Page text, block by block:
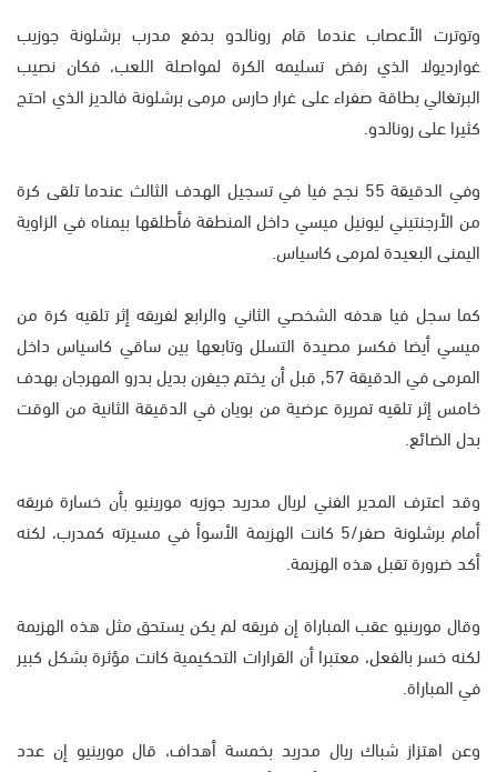
وتوترت الأعصاب عندما قام رونالدو بدفع مدرب برشلونة جوزيب
غوارديولا الذي رفض تسليمه الكرة لمواصلة اللعب، فكان نصيب
البرتغالي بطاقة صفراء على غرار حارس مرمى برشلونة فالديز الذي احتج
كثيرا على رونالدو.
وفي الدقيقة 55 نجح فيا في تسجيل الهدف الثالث عندما تلقى كرة
من الأرجنتيني ليونيل ميسي داخل المنطقة فأطلقها بيمناه في الزاوية
اليمنى البعيدة لمرمى كاسياس.
كما سجل فيا هدفه الشخصي الثاني والرابع لفريقه إثر تلقيه كرة من
ميسي أيضا فكسر مصيدة التسلل وتابعها بين ساقي كاسياس داخل
المرمى في الدقيقة 57, قبل أن يختم جيفرن بديل بدرو المهرجان بهدف
خامس إثر تلقيه تمريرة عرضية من بويان في الدقيقة الثانية من الوقت
بدل الضائع.
وقد اعترف المدير الفني لريال مدريد جوزيه مورينيو بأن خسارة فريقه
أمام برشلونة صفر/5 كانت الهزيمة الأسوأ في مسيرته كمدرب، لكنه
أكد ضرورة تقبل هذه الهزيمة.
وقال مورينيو عقب المباراة إن فريقه لم يكن يستحق مثل هذه الهزيمة
لكنه خسر بالفعل، معتبرا أن القرارات التحكيمية كانت مؤثرة بشكل كبير
في المباراة.
وعن اهتزاز شباك ريال مدريد بخمسة أهداف، قال مورينيو إن عدد